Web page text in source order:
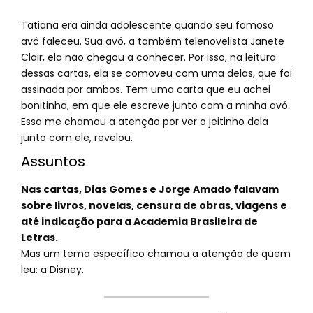
Tatiana era ainda adolescente quando seu famoso
avô faleceu. Sua avó, a também telenovelista Janete
Clair, ela não chegou a conhecer. Por isso, na leitura
dessas cartas, ela se comoveu com uma delas, que foi
assinada por ambos. Tem uma carta que eu achei
bonitinha, em que ele escreve junto com a minha avó.
Essa me chamou a atenção por ver o jeitinho dela
junto com ele, revelou.
Assuntos
Nas cartas, Dias Gomes e Jorge Amado falavam
sobre livros, novelas, censura de obras, viagens e
até indicação para a Academia Brasileira de
Letras.
Mas um tema específico chamou a atenção de quem
leu: a Disney.